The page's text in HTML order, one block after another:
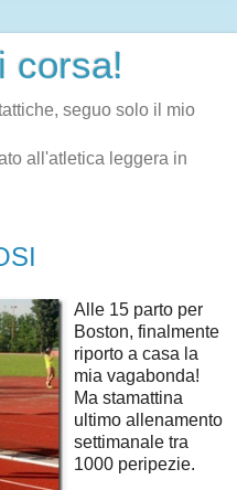
corsa!
seguo solo il mio
all'atletica leggera in
Alle 15 parto per
Boston, finalmente
riporto a casa la
mia vagabonda!
Ma stamattina
ultimo allenamento
settimanale tra
1000 peripezie.